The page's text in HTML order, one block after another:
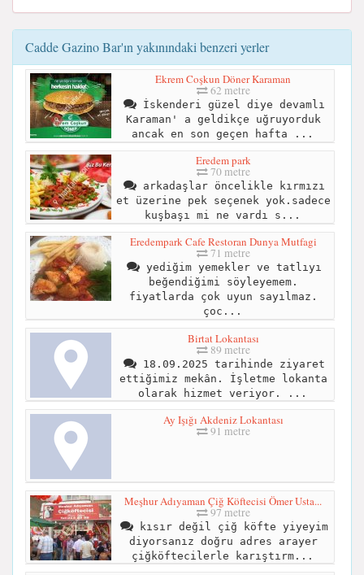
Cadde Gazino Bar'ın yakınındaki benzeri yerler
Ekrem Coşkun Döner Karaman
62 metre
İskenderi güzel diye devamlı
Karaman' a geldikçe uğruyorduk
ancak en son geçen hafta ...
Eredem park
70 metre
arkadaşlar öncelikle kırmızı
et üzerine pek seçenek yok.sadece
kuşbaşı mi ne vardı s...
Eredempark Cafe Restoran Dunya Mutfagi
71 metre
yediğim yemekler ve tatlıyı
beğendiğimi söyleyemem.
fiyatlarda çok uyun sayılmaz.
çoc...
Birtat Lokantası
89 metre
18.09.2025 tarihinde ziyaret
ettiğimiz mekân. İşletme lokanta
olarak hizmet veriyor. ...
Ay Işığı Akdeniz Lokantası
91 metre
Meşhur Adıyaman Çiğ Köftecisi Ömer Usta...
97 metre
kısır değil çiğ köfte yiyeyim
diyorsanız doğru adres arayer
çiğköftecilerle karıştırm...